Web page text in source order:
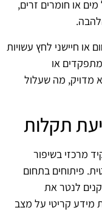
או חומרים זרים,
או חיישני לחץ עשויות
או
מדויק, מה שעלול
תקלות
מרכזי בשיפור
פיתוחים בתחום
לנטר את
מידע קריטי על מצב